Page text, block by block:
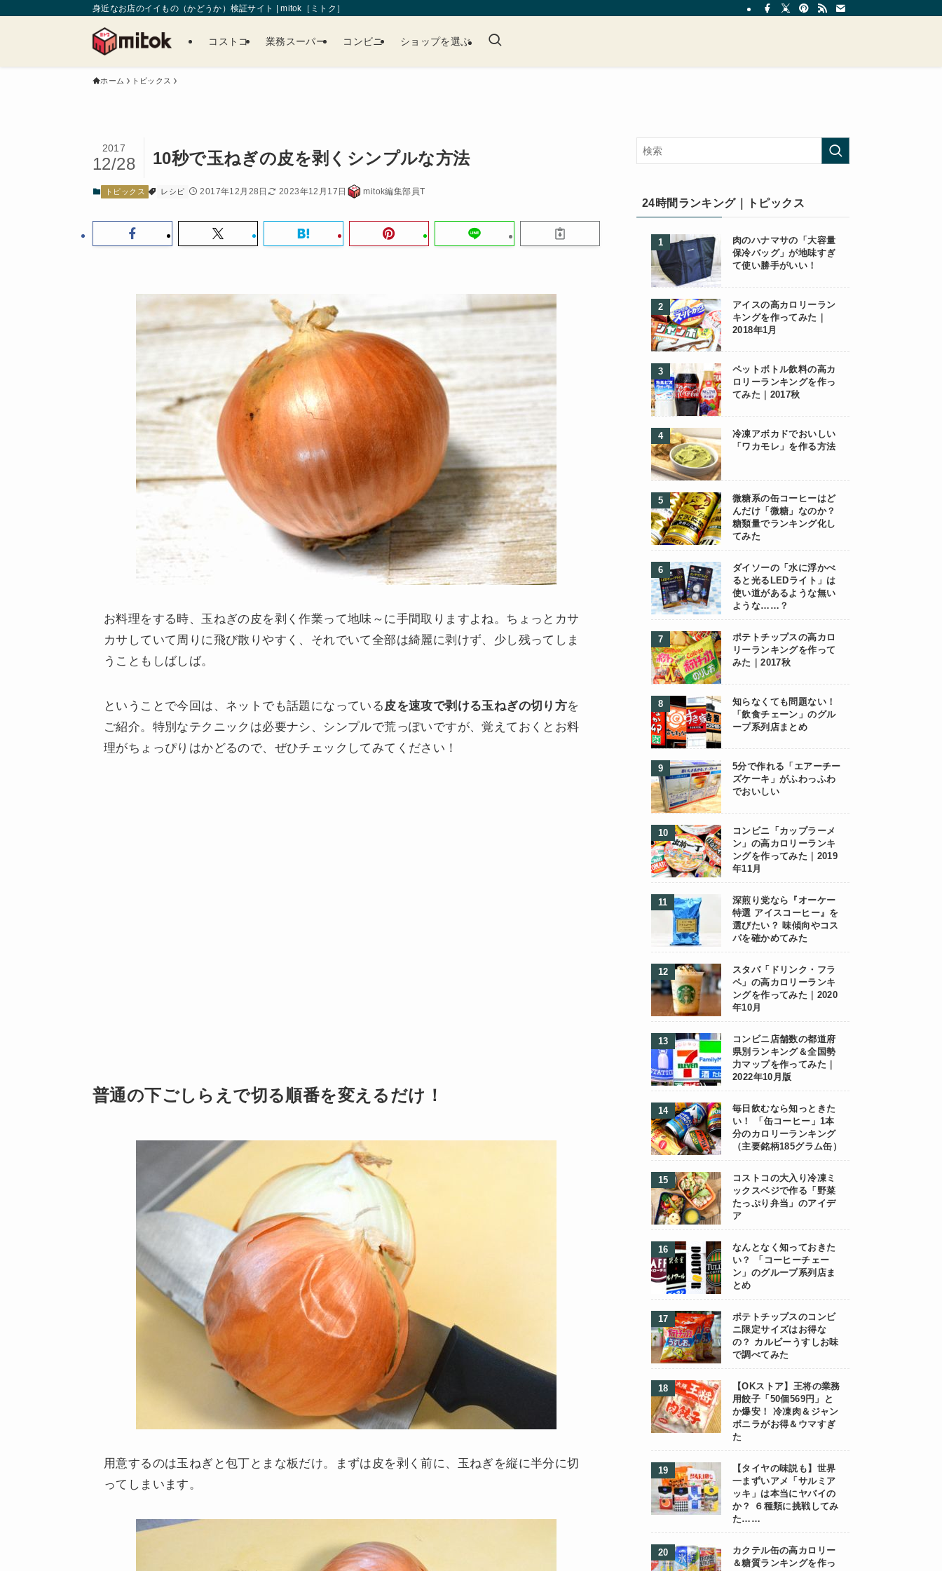
身近なお店のイイもの（かどうか）検証サイト | mitok［ミトク］
コストコ 業務スーパー コンビニ ショップを選ぶ
ホーム トピックス
10秒で玉ねぎの皮を剥くシンプルな方法
2017
12/28
トピックス レシピ 2017年12月28日 2023年12月17日 mitok編集部員T
お料理をする時、玉ねぎの皮を剥く作業って地味～に手間取りますよね。ちょっとカサ
カサしていて周りに飛び散りやすく、それでいて全部は綺麗に剥けず、少し残ってしま
うこともしばしば。
ということで今回は、ネットでも話題になっている皮を速攻で剥ける玉ねぎの切り方を
ご紹介。特別なテクニックは必要ナシ、シンプルで荒っぽいですが、覚えておくとお料
理がちょっぴりはかどるので、ぜひチェックしてみてください！
普通の下ごしらえで切る順番を変えるだけ！
用意するのは玉ねぎと包丁とまな板だけ。まずは皮を剥く前に、玉ねぎを縦に半分に切
ってしまいます。
24時間ランキング｜トピックス
肉のハナマサの「大容量
保冷バッグ」が地味すぎ
て使い勝手がいい！
アイスの高カロリーラン
キングを作ってみた｜
2018年1月
ペットボトル飲料の高カ
ロリーランキングを作っ
てみた｜2017秋
冷凍アボカドでおいしい
「ワカモレ」を作る方法
微糖系の缶コーヒーはど
んだけ「微糖」なのか？
糖類量でランキング化し
てみた
ダイソーの「水に浮かべ
ると光るLEDライト」は
使い道があるような無い
ような……？
ポテトチップスの高カロ
リーランキングを作って
みた｜2017秋
知らなくても問題ない！
「飲食チェーン」のグル
ープ系列店まとめ
5分で作れる「エアーチー
ズケーキ」がふわっふわ
でおいしい
コンビニ「カップラーメ
ン」の高カロリーランキ
ングを作ってみた｜2019
年11月
深煎り党なら『オーケー
特選 アイスコーヒー』を
選びたい？ 味傾向やコス
パを確かめてみた
スタバ「ドリンク・フラ
ペ」の高カロリーランキ
ングを作ってみた｜2020
年10月
コンビニ店舗数の都道府
県別ランキング＆全国勢
力マップを作ってみた｜
2022年10月版
毎日飲むなら知っときた
い！ 「缶コーヒー」1本
分のカロリーランキング
（主要銘柄185グラム缶）
コストコの大入り冷凍ミ
ックスベジで作る「野菜
たっぷり弁当」のアイデ
ア
なんとなく知っておきた
い？ 「コーヒーチェー
ン」のグループ系列店ま
とめ
ポテトチップスのコンビ
ニ限定サイズはお得な
の？ カルビーうすしお味
で調べてみた
【OKストア】王将の業務
用餃子「50個569円」と
か爆安！ 冷凍肉＆ジャン
ボニラがお得＆ウマすぎ
た
【タイヤの味説も】世界
一まずいアメ「サルミア
ッキ」は本当にヤバイの
か？ ６種類に挑戦してみ
た……
カクテル缶の高カロリー
＆糖質ランキングを作っ